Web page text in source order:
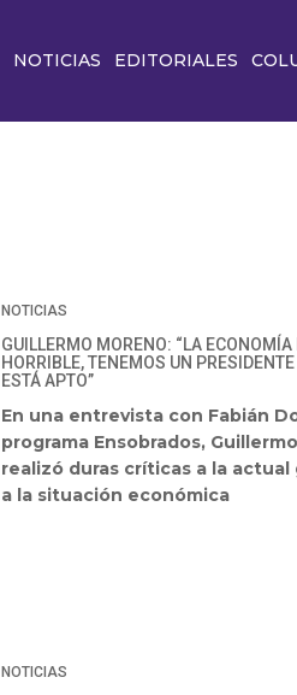
NOTICIAS EDITORIALES
NOTICIAS
GUILLERMO MORENO: “LA ECONOMÍA
HORRIBLE, TENEMOS UN
ESTÁ APTO”
En una entrevista con Fabián
programa Ensobrados,
realizó duras críticas a la actual
a la situación económica
NOTICIAS